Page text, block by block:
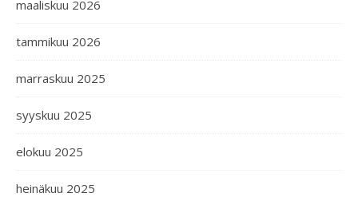
maaliskuu 2026
tammikuu 2026
marraskuu 2025
syyskuu 2025
elokuu 2025
heinäkuu 2025